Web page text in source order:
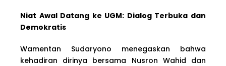
Niat Awal Datang ke UGM: Dialog Terbuka dan
Demokratis
Wamentan Sudaryono menegaskan bahwa
kehadiran dirinya bersama Nusron Wahid dan